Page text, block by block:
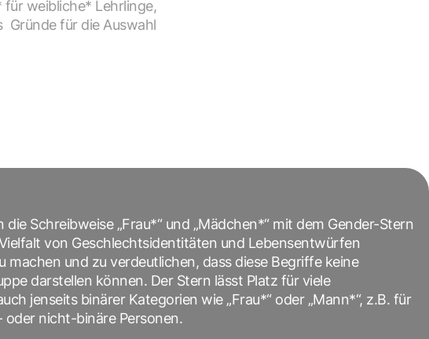
weibliche* Lehrlinge,
Gründe für die Auswahl
die Schreibweise „Frau*“ und „Mädchen*“ mit dem Gender-Stern
von Geschlechtsidentitäten und Lebensentwürfen
machen und zu verdeutlichen, dass diese Begriffe keine
darstellen können. Der Stern lässt Platz für viele
jenseits binärer Kategorien wie „Frau*“ oder „Mann*“, z.B. für
nicht-binäre Personen.